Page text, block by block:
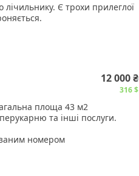
лічильнику. Є трохи прилеглої
12 000 ₴
316 $
площа 43 м2
та інші послуги.
номером